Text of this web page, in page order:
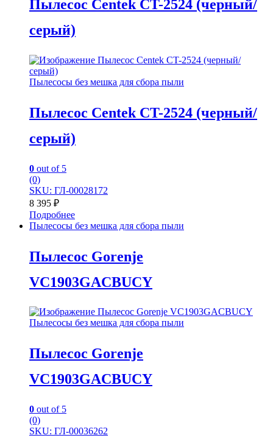
Пылесос Centek CT-2524 (черный/
серый)
Пылесосы без мешка для сбора пыли
Пылесос Centek CT-2524 (черный/
серый)
0 out of 5
(0)
SKU: ГЛ-00028172
8 395 ₽
Подробнее
Пылесосы без мешка для сбора пыли
Пылесос Gorenje
VC1903GACBUCY
Пылесосы без мешка для сбора пыли
Пылесос Gorenje
VC1903GACBUCY
0 out of 5
(0)
SKU: ГЛ-00036262